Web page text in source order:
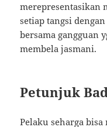
merepresentasikan
setiap tangsi
bersama gangguan
membela jasmani.
Petunjuk
Pelaku seharga